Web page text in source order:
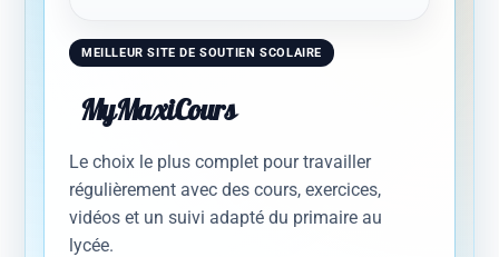
MEILLEUR SITE DE SOUTIEN SCOLAIRE
MyMaxiCours
Le choix le plus complet pour travailler
régulièrement avec des cours, exercices,
vidéos et un suivi adapté du primaire au
lycée.